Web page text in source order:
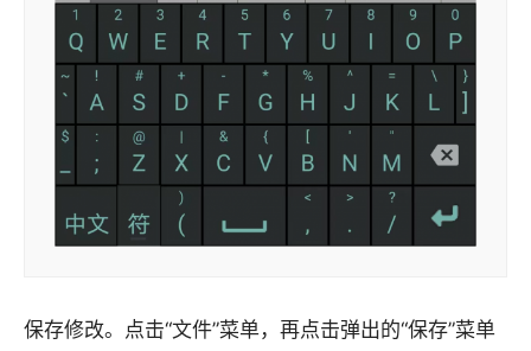
保存修改。点击“文件”菜单，再点击弹出的“保存”菜单